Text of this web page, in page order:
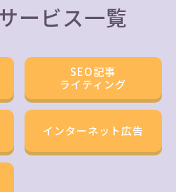
ービス一覧
SEO記事
ライティング
インターネット広告